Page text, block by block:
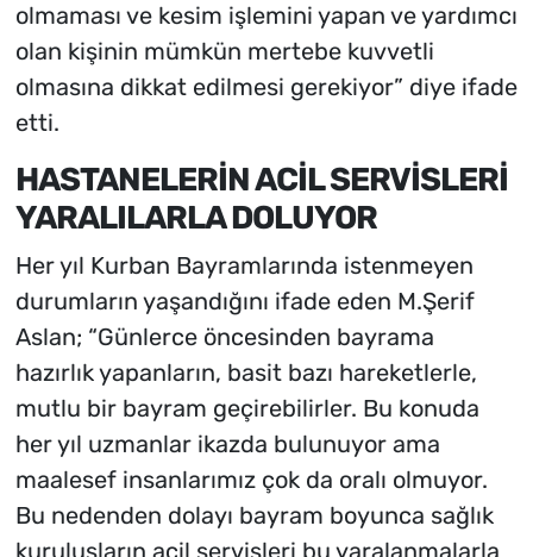
olmaması ve kesim işlemini yapan ve yardımcı
olan kişinin mümkün mertebe kuvvetli
olmasına dikkat edilmesi gerekiyor” diye ifade
etti.
HASTANELERİN ACİL SERVİSLERİ
YARALILARLA DOLUYOR
Her yıl Kurban Bayramlarında istenmeyen
durumların yaşandığını ifade eden M.Şerif
Aslan; “Günlerce öncesinden bayrama
hazırlık yapanların, basit bazı hareketlerle,
mutlu bir bayram geçirebilirler. Bu konuda
her yıl uzmanlar ikazda bulunuyor ama
maalesef insanlarımız çok da oralı olmuyor.
Bu nedenden dolayı bayram boyunca sağlık
kuruluşların acil servisleri bu yaralanmalarla